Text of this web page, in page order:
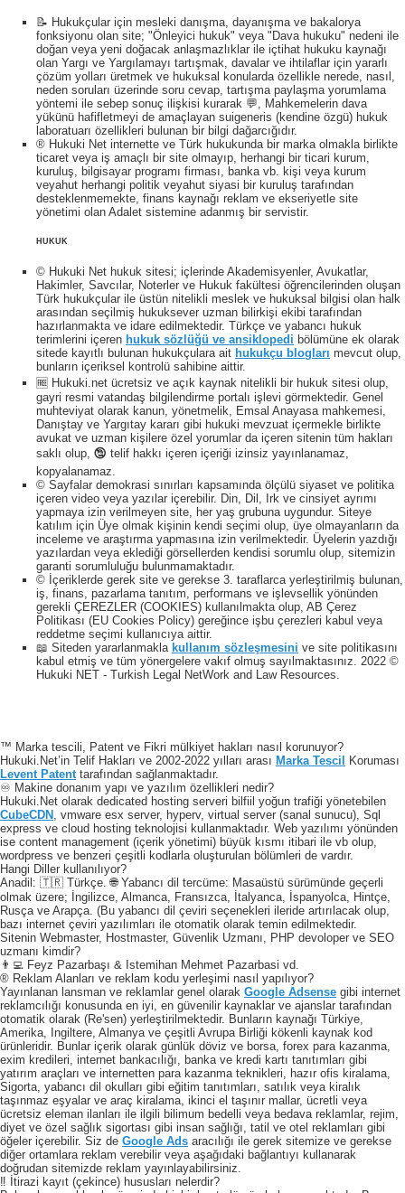
📝 Hukukçular için mesleki danışma, dayanışma ve bakalorya
fonksiyonu olan site; "Önleyici hukuk" veya "Dava hukuku" nedeni ile
doğan veya yeni doğacak anlaşmazlıklar ile içtihat hukuku kaynağı
olan Yargı ve Yargılamayı tartışmak, davalar ve ihtilaflar için yararlı
çözüm yolları üretmek ve hukuksal konularda özellikle nerede, nasıl,
neden soruları üzerinde soru cevap, tartışma paylaşma yorumlama
yöntemi ile sebep sonuç ilişkisi kurarak 💬, Mahkemelerin dava
yükünü hafifletmeyi de amaçlayan suigeneris (kendine özgü) hukuk
laboratuarı özellikleri bulunan bir bilgi dağarcığıdır.
® Hukuki Net internette ve Türk hukukunda bir marka olmakla birlikte
ticaret veya iş amaçlı bir site olmayıp, herhangi bir ticari kurum,
kuruluş, bilgisayar programı firması, banka vb. kişi veya kurum
veyahut herhangi politik veyahut siyasi bir kuruluş tarafından
desteklenmemekte, finans kaynağı reklam ve ekseriyetle site
yönetimi olan Adalet sistemine adanmış bir servistir.
HUKUK
© Hukuki Net hukuk sitesi; içlerinde Akademisyenler, Avukatlar,
Hakimler, Savcılar, Noterler ve Hukuk fakültesi öğrencilerinden oluşan
Türk hukukçular ile üstün nitelikli meslek ve hukuksal bilgisi olan halk
arasından seçilmiş hukuksever uzman bilirkişi ekibi tarafından
hazırlanmakta ve idare edilmektedir. Türkçe ve yabancı hukuk
terimlerini içeren hukuk sözlüğü ve ansiklopedi bölümüne ek olarak
sitede kayıtlı bulunan hukukçulara ait hukukçu blogları mevcut olup,
bunların içeriksel kontrolü sahibine aittir.
🆓 Hukuki.net ücretsiz ve açık kaynak nitelikli bir hukuk sitesi olup,
gayri resmi vatandaş bilgilendirme portalı işlevi görmektedir. Genel
muhteviyat olarak kanun, yönetmelik, Emsal Anayasa mahkemesi,
Danıştay ve Yargıtay kararı gibi hukuki mevzuat içermekle birlikte
avukat ve uzman kişilere özel yorumlar da içeren sitenin tüm hakları
saklı olup, 🕲 telif hakkı içeren içeriği izinsiz yayınlanamaz,
kopyalanamaz.
© Sayfalar demokrasi sınırları kapsamında ölçülü siyaset ve politika
içeren video veya yazılar içerebilir. Din, Dil, Irk ve cinsiyet ayrımı
yapmaya izin verilmeyen site, her yaş grubuna uygundur. Siteye
katılım için Üye olmak kişinin kendi seçimi olup, üye olmayanların da
inceleme ve araştırma yapmasına izin verilmektedir. Üyelerin yazdığı
yazılardan veya eklediği görsellerden kendisi sorumlu olup, sitemizin
garanti sorumluluğu bulunmamaktadır.
© İçeriklerde gerek site ve gerekse 3. taraflarca yerleştirilmiş bulunan,
iş, finans, pazarlama tanıtım, performans ve işlevsellik yönünden
gerekli ÇEREZLER (COOKIES) kullanılmakta olup, AB Çerez
Politikası (EU Cookies Policy) gereğince işbu çerezleri kabul veya
reddetme seçimi kullanıcıya aittir.
📖 Siteden yararlanmakla kullanım sözleşmesini ve site politikasını
kabul etmiş ve tüm yönergelere vakıf olmuş sayılmaktasınız. 2022 ©
Hukuki NET - Turkish Legal NetWork and Law Resources.
™ Marka tescili, Patent ve Fikri mülkiyet hakları nasıl korunuyor?
Hukuki.Net’in Telif Hakları ve 2002-2022 yılları arası Marka Tescil Koruması
Levent Patent tarafından sağlanmaktadır.
♾️ Makine donanım yapı ve yazılım özellikleri nedir?
Hukuki.Net olarak dedicated hosting serveri bilfiil yoğun trafiği yönetebilen
CubeCDN , vmware esx server, hyperv, virtual server (sanal sunucu), Sql
express ve cloud hosting teknolojisi kullanmaktadır. Web yazılımı yönünden
ise content management (içerik yönetimi) büyük kısmı itibari ile vb olup,
wordpress ve benzeri çeşitli kodlarla oluşturulan bölümleri de vardır.
Hangi Diller kullanılıyor?
Anadil: 🇹🇷 Türkçe. 🌐 Yabancı dil tercüme: Masaüstü sürümünde geçerli
olmak üzere; İngilizce, Almanca, Fransızca, İtalyanca, İspanyolca, Hintçe,
Rusça ve Arapça. (Bu yabancı dil çeviri seçenekleri ileride artırılacak olup,
bazı internet çeviri yazılımları ile otomatik olarak temin edilmektedir.
Sitenin Webmaster, Hostmaster, Güvenlik Uzmanı, PHP devoloper ve SEO
uzmanı kimdir?
👨‍💻 Feyz Pazarbaşı & Istemihan Mehmet Pazarbasi vd.
® Reklam Alanları ve reklam kodu yerleşimi nasıl yapılıyor?
Yayınlanan lansman ve reklamlar genel olarak Google Adsense gibi internet
reklamcılığı konusunda en iyi, en güvenilir kaynaklar ve ajanslar tarafından
otomatik olarak (Re'sen) yerleştirilmektedir. Bunların kaynağı Türkiye,
Amerika, Ingiltere, Almanya ve çeşitli Avrupa Birliği kökenli kaynak kod
ürünleridir. Bunlar içerik olarak günlük döviz ve borsa, forex para kazanma,
exim kredileri, internet bankacılığı, banka ve kredi kartı tanıtımları gibi
yatırım araçları ve internetten para kazanma teknikleri, hazır ofis kiralama,
Sigorta, yabancı dil okulları gibi eğitim tanıtımları, satılık veya kiralık
taşınmaz eşyalar ve araç kiralama, ikinci el taşınır mallar, ücretli veya
ücretsiz eleman ilanları ile ilgili bilimum bedelli veya bedava reklamlar, rejim,
diyet ve özel sağlık sigortası gibi insan sağlığı, tatil ve otel reklamları gibi
öğeler içerebilir. Siz de Google Ads aracılığı ile gerek sitemize ve gerekse
diğer ortamlara reklam verebilir veya aşağıdaki bağlantıyı kullanarak
doğrudan sitemizde reklam yayınlayabilirsiniz.
‼️ İtirazi kayıt (çekince) hususları nelerdir?